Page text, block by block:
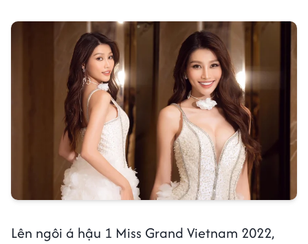
Lên ngôi á hậu 1 Miss Grand Vietnam 2022,